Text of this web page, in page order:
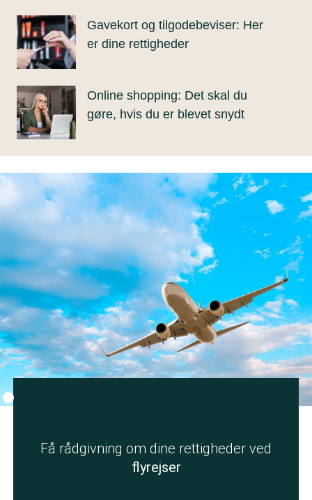
Gavekort og tilgodebeviser: Her
er dine rettigheder
Online shopping: Det skal du
gøre, hvis du er blevet snydt
Få rådgivning om dine rettigheder ved
flyrejser